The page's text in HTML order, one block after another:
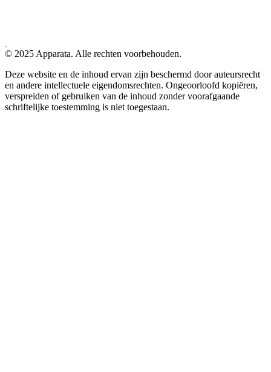
© 2025 Apparata. Alle rechten voorbehouden.
Deze website en de inhoud ervan zijn beschermd door auteursrecht
en andere intellectuele eigendomsrechten. Ongeoorloofd kopiëren,
verspreiden of gebruiken van de inhoud zonder voorafgaande
schriftelijke toestemming is niet toegestaan.